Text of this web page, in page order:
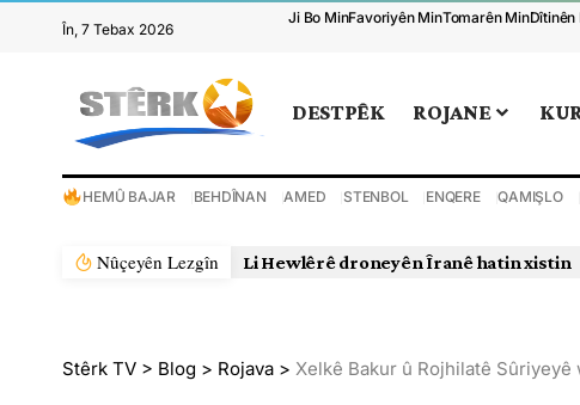
În, 7 Tebax 2026
Ji Bo MinFavoriyên MinTomarên MinDîtinên
DESTPÊK ROJANE
HEMÛ BAJAR BEHDÎNAN AMED STENBOL ENQERE QAMIŞLO
Nûçeyên Lezgîn Li Hewlêrê droneyên Îranê hatin xistin
Stêrk TV > Blog > Rojava > Xelkê Bakur û Rojhilatê